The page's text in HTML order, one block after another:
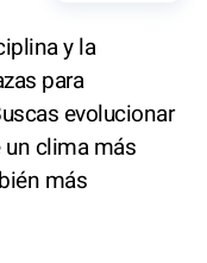
y la
para
evolucionar
clima más
más